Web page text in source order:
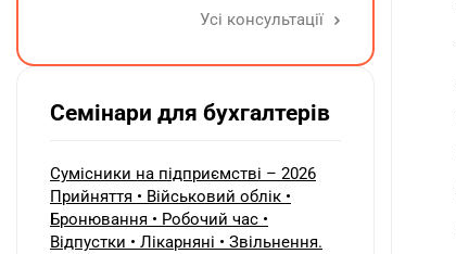
додатків Д1, Д2, Д3, Д5 та Д6 у складі
Усі консультації
Семінари для бухгалтерів
Сумісники на підприємстві – 2026
Прийняття • Військовий облік •
Бронювання • Робочий час •
Відпустки • Лікарняні • Звільнення.